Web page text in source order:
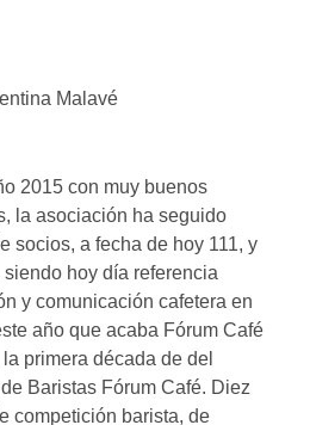
Malavé
2015 con muy buenos
la asociación ha seguido
socios, a fecha de hoy 111, y
hoy día referencia
y comunicación cafetera en
año que acaba Fórum Café
primera década de del
Baristas Fórum Café. Diez
competición barista, de